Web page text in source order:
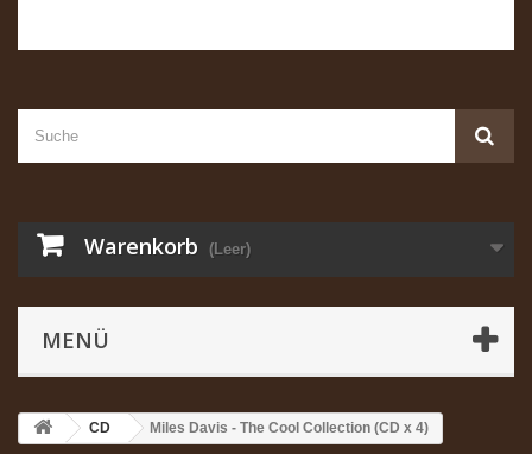
Warenkorb (Leer)
MENÜ
CD Miles Davis - The Cool Collection (CD x 4)